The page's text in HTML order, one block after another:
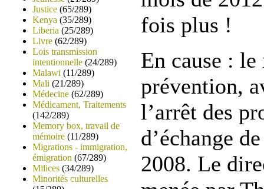
Justice (65/289)
Kenya (35/289)
Liberia (25/289)
Livre (62/289)
Lois transmission
intentionnelle (24/289)
Malawi (11/289)
Mali (21/289)
Médecine (62/289)
Médicament, Traitements
(142/289)
Memory box, travail de
mémoire (11/289)
Migrations - immigration,
émigration (67/289)
Milices (34/289)
Minorités culturelles
fois plus !
En cause :
prévention,
l’arrêt des
d’échange
2008. Le